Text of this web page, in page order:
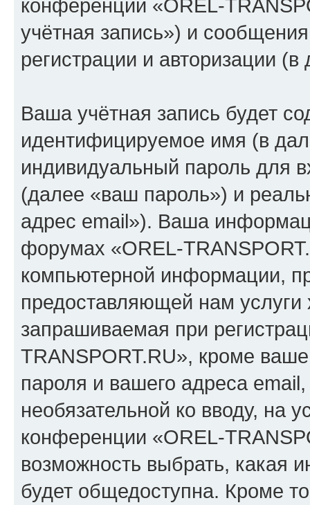
конференции «OREL-
учётная запись») и
регистрации и авторизации
Ваша учётная запись будет
идентифицируемое имя (в
индивидуальный пароль для
(далее «ваш пароль») и
адрес email»). Ваша
форумах «OREL-
компьютерной информации,
предоставляющей нам
запрашиваемая при
TRANSPORT.RU», кроме
пароля и вашего адреса
необязательной ко вводу, на
конференции «OREL-
возможность выбрать, какая
будет общедоступна. Кроме